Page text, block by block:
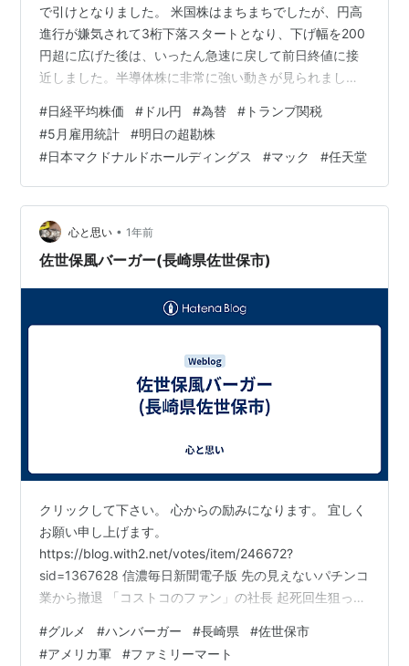
で引けとなりました。 米国株はまちまちでしたが、円高
進行が嫌気されて3桁下落スタートとなり、下げ幅を200
円超に広げた後は、いったん急速に戻して前日終値に接
近しました。半導体株に非常に強い動きが見られました
せんでした。前引けにかけて売り直されると、後場は再
び200円超下げる場面もあるなど3桁安の状態が定着し
て、節目の3万7500円は割り込まなかったものの、安値
圏で取引を終えました。 明日の東京株式市場は、為替動
向に神経質となりそうです。 現在の流れでは、為替が円
高に振れてくると日本株には…
#日経平均株価 # ドル円 #為替 # トランプ関税
#5月雇用統計 #明日の超勘株
#日本マクドナルドホールディングス #マック #任天堂
心と思い • 1年前
佐世保風バーガー(長崎県佐世保市)
クリックして下さい。 心からの励みになります。 宜しく
お願い申し上げます。
https://blog.with2.net/votes/item/246672?
sid=1367628 信濃毎日新聞電子版 先の見えないパチンコ
業から撤退 「コストコのファン」の社長 起死回生狙って
https://www.shinmai.co.jp/news/article/CNTS2023122
800723 コストップ長野・公式インスタグラム
#グルメ #ハンバーガー #長崎県 #佐世保市
#アメリカ軍 #ファミリーマート